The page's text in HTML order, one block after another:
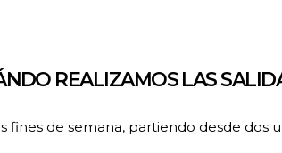
REALIZAMOS LAS
fines de semana, partiendo desde dos